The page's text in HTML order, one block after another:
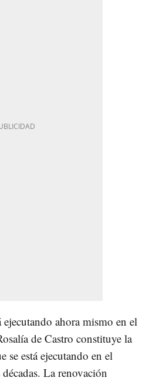
ejecutando ahora mismo en el
de Castro constituye la
se está ejecutando en el
La renovación